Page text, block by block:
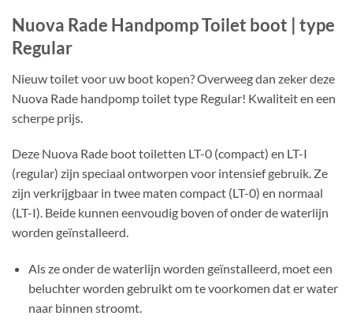
Nuova Rade Handpomp Toilet boot | type
Regular
Nieuw toilet voor uw boot kopen? Overweeg dan zeker deze
Nuova Rade handpomp toilet type Regular! Kwaliteit en een
scherpe prijs.
Deze Nuova Rade boot toiletten LT-0 (compact) en LT-I
(regular) zijn speciaal ontworpen voor intensief gebruik. Ze
zijn verkrijgbaar in twee maten compact (LT-0) en normaal
(LT-I). Beide kunnen eenvoudig boven of onder de waterlijn
worden geïnstalleerd.
Als ze onder de waterlijn worden geïnstalleerd, moet een
beluchter worden gebruikt om te voorkomen dat er water
naar binnen stroomt.